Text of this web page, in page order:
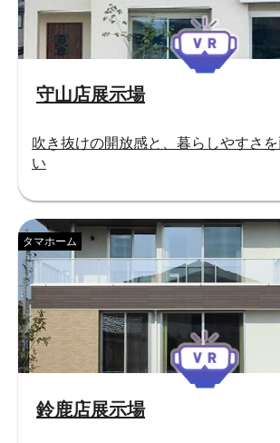
守山店展示場
吹き抜けの開放感と、暮らしやすさ
い
鈴鹿店展示場
タマホーム